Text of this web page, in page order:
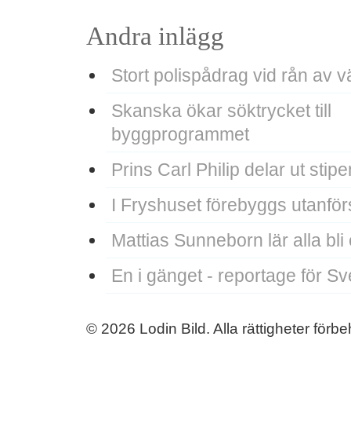
Andra inlägg
Stort polispådrag vid rån av
Skanska ökar söktrycket till
byggprogrammet
Prins Carl Philip delar ut
I Fryshuset förebyggs
Mattias Sunneborn lär alla bli
En i gänget - reportage för
© 2026 Lodin Bild. Alla rättigheter